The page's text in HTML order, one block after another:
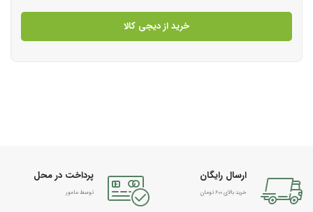
خرید از دیجی کالا
ارسال رایگان
خرید بالای 600 تومان
پرداخت در محل
توسط مامور